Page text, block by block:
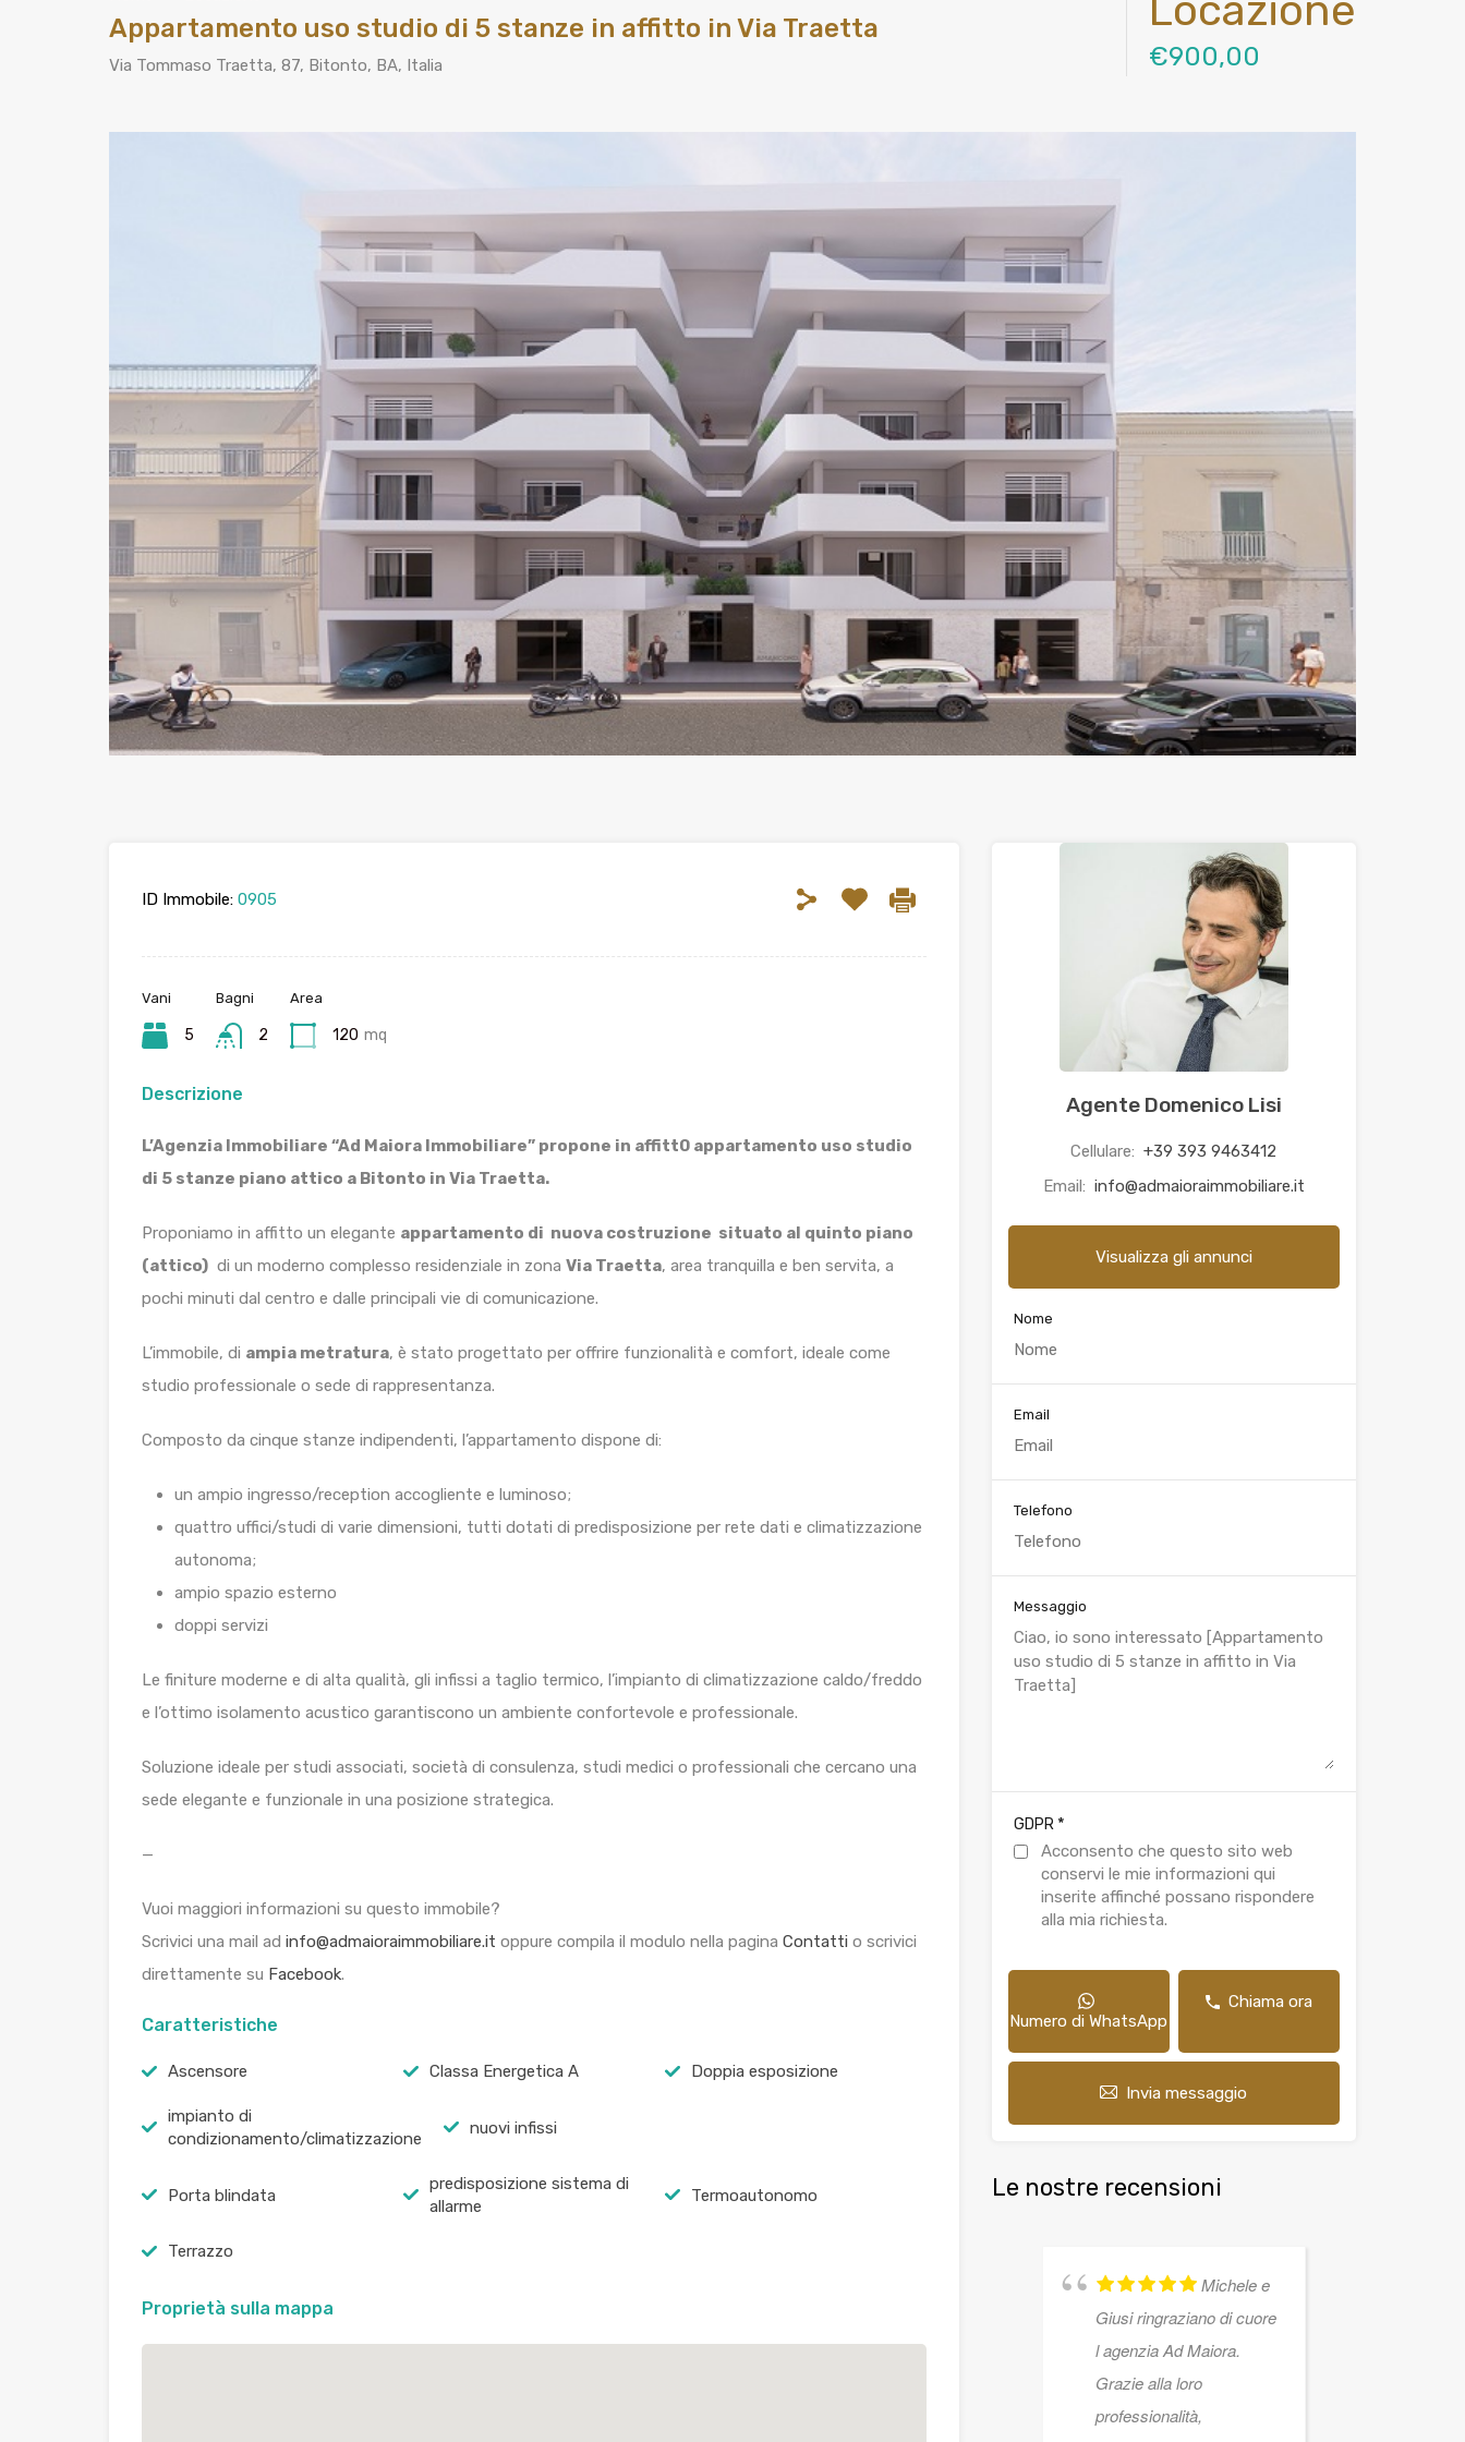
Appartamento uso studio di 5 stanze in affitto in Via Traetta
Via Tommaso Traetta, 87, Bitonto, BA, Italia
Locazione
€900,00
ID Immobile: 0905
Vani
5
Bagni
2
Area
120 mq
Descrizione
L’Agenzia Immobiliare “Ad Maiora Immobiliare” propone in affitt0 appartamento uso studio
di 5 stanze piano attico a Bitonto in Via Traetta.
Proponiamo in affitto un elegante appartamento di nuova costruzione situato al quinto piano
(attico) di un moderno complesso residenziale in zona Via Traetta, area tranquilla e ben servita, a
pochi minuti dal centro e dalle principali vie di comunicazione.
L’immobile, di ampia metratura, è stato progettato per offrire funzionalità e comfort, ideale come
studio professionale o sede di rappresentanza.
Composto da cinque stanze indipendenti, l’appartamento dispone di:
un ampio ingresso/reception accogliente e luminoso;
quattro uffici/studi di varie dimensioni, tutti dotati di predisposizione per rete dati e climatizzazione
autonoma;
ampio spazio esterno
doppi servizi
Le finiture moderne e di alta qualità, gli infissi a taglio termico, l’impianto di climatizzazione caldo/freddo
e l’ottimo isolamento acustico garantiscono un ambiente confortevole e professionale.
Soluzione ideale per studi associati, società di consulenza, studi medici o professionali che cercano una
sede elegante e funzionale in una posizione strategica.
—
Vuoi maggiori informazioni su questo immobile?
Scrivici una mail ad info@admaioraimmobiliare.it oppure compila il modulo nella pagina Contatti o scrivici
direttamente su Facebook.
Caratteristiche
Ascensore Classa Energetica A Doppia esposizione
impianto di
condizionamento/climatizzazione
nuovi infissi
Porta blindata
predisposizione sistema di
allarme
Termoautonomo
Terrazzo
Proprietà sulla mappa
Agente Domenico Lisi
Cellulare: +39 393 9463412
Email: info@admaioraimmobiliare.it
Visualizza gli annunci
Nome
Email
Telefono
Messaggio
GDPR *
Acconsento che questo sito web
conservi le mie informazioni qui
inserite affinché possano rispondere
alla mia richiesta.
Numero di WhatsApp
Chiama ora
Invia messaggio
Le nostre recensioni
Michele e
Giusi ringraziano di cuore
l agenzia Ad Maiora.
Grazie alla loro
professionalità,